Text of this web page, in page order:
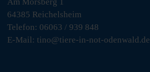
64385 Reichelsheim
Telefon: 06063 / 939 848
E-Mail: tino@tiere-in-not-odenwald.de